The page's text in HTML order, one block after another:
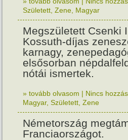
Született Zene Magyar
Megszületett Csenki
Kossuth-díjas
karnagy,
elsősorban
nótái ismertek.
» tovább olvasom | Nincs
Magyar, Született Zene
Németország
Franciaországot.